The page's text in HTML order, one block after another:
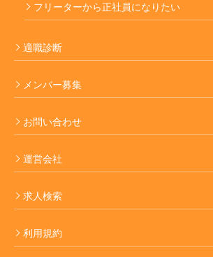
フリーターから正社員になりたい
適職診断
メンバー募集
お問い合わせ
運営会社
求人検索
利用規約